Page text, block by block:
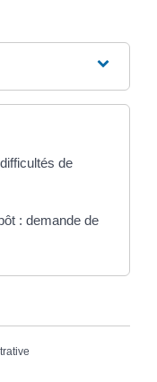
de
: demande de